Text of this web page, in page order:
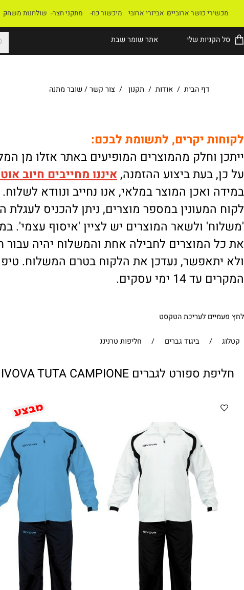
שלי אתר שומר שבת
דף הבית/אודות /תקנון /צור קשר/ שובר מתנה
כושר ארוביים אביזרי ארובי מיכשור כח מתקני חצר שולחנות משחק
יקרים, לתשומת לבכם:
וחלק מהמוצרים המופיעים באתר אזלו מן המלאי.
בעת ביצוע ההזמנה,איננומחייבים חיוב
המוצר במלאי, אנו נחייב ונוודא לשלוח.
במספר מוצרים, ניתן להכניס לעגלת
ולשאר המוצרים יש לציין 'איסוף עצמי'.
לחבילה אחת והמשלוח יהיה עבור
נעדכן את הלקוח בטרם המשלוח. טיפול
עסקים.